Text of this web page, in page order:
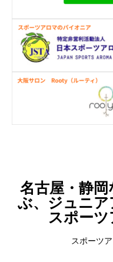
名古屋・静
ぶ、ジュニ
スポー
スポーツ